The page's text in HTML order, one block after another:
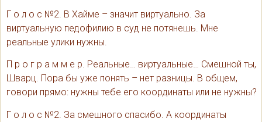
Г о л о с №2. В Хайме – значит виртуально. За
виртуальную педофилию в суд не потянешь. Мне
реальные улики нужны.
П р о г р а м м е р. Реальные… виртуальные… Смешной ты,
Шварц. Пора бы уже понять – нет разницы. В общем,
говори прямо: нужны тебе его координаты или не нужны?
Г о л о с №2. За смешного спасибо. А координаты